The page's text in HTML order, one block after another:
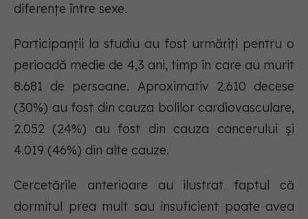
diferențe între sexe.
Participanții la studiu au fost urmăriți pentru o
perioadă medie de 4,3 ani, timp în care au murit
8.681 de persoane. Aproximativ 2.610 decese
(30%) au fost din cauza bolilor cardiovasculare,
2.052 (24%) au fost din cauza cancerului și
4.019 (46%) din alte cauze.
Cercetările anterioare au ilustrat faptul că
dormitul prea mult sau insuficient poate avea